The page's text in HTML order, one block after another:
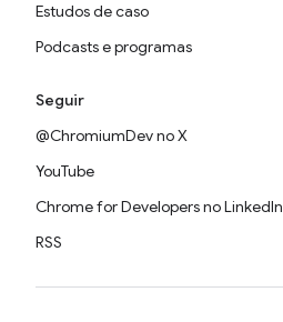
Estudos de caso
Podcasts e programas
Seguir
@ChromiumDev no X
YouTube
Chrome for Developers no LinkedIn
RSS